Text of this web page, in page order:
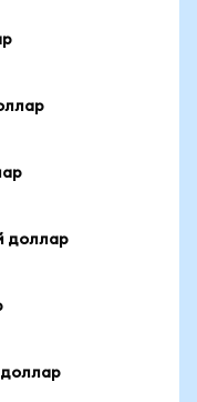
доллар
доллар